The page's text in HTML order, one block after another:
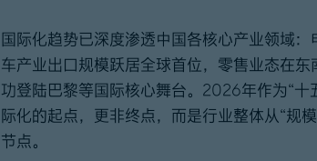
国际化趋势已深度渗透中国各核心产业领域
车产业出口规模跃居全球首位，零售业态在
功登陆巴黎等国际核心舞台。2026年作为“
际化的起点，更非终点，而是行业整体从“规
节点。